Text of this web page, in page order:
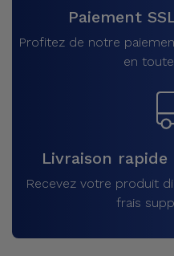
Paiement
Profitez de notre
en
Livraison
Recevez votre produit
frais